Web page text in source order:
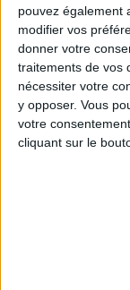
pouvez également
modifier vos
donner votre
traitements de vos
nécessiter votre
y opposer. Vous
votre
cliquant sur le
Peut-on